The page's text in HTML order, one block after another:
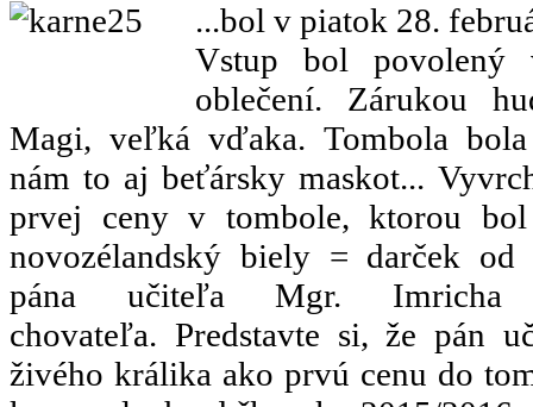
...bol v piatok 28.
Vstup bol
oblečení. Zárukou
Magi, veľká vďaka. Tombola
nám to aj beťársky maskot...
prvej ceny v tombole, ktorou
novozélandský biely = darček od
pána učiteľa Mgr. Imricha
chovateľa. Predstavte si, že pán
živého králika ako prvú cenu do